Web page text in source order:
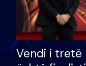
Vendi i tretë